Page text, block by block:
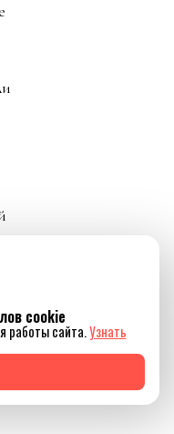
cookie
работы сайта.Узнать